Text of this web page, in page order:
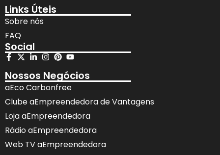
Links Úteis
Sobre nós
FAQ
Social
Nossos Negócios
aEco Carbonfree
Clube aEmpreendedora de Vantagens
Loja aEmpreendedora
Rádio aEmpreendedora
Web TV aEmpreendedora